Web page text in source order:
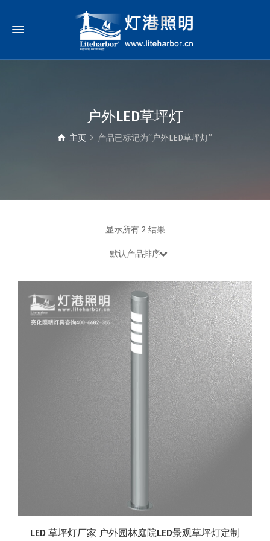
户外LED草坪灯
主页 产品已标记为“户外LED草坪灯”
显示所有 2 结果
默认产品排序
LED 草坪灯厂家 户外园林庭院LED景观草坪灯定制